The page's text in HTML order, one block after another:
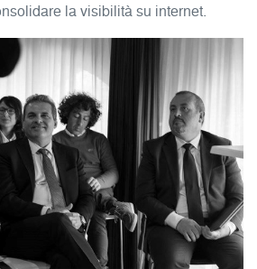
la visibilità su internet.